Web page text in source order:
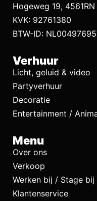
Hogeweg 19,
KVK: 92761380
BTW-ID:
Verhuur
Licht, geluid & video
Partyverhuur
Decoratie
Entertainment /
Menu
Over ons
Verkoop
Werken bij / Stage
Klantenservice